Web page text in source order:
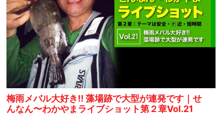
梅雨メバル大好き!! 藻場跡で大型が連発です｜せ
んなん〜わかやまライブショット第２章Vol.21